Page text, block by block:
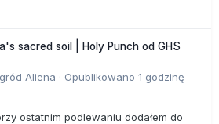
sacred soil | Holy Punch od GHS
Aliena · Opublikowano 1 godzinę
ostatnim podlewaniu dodałem do